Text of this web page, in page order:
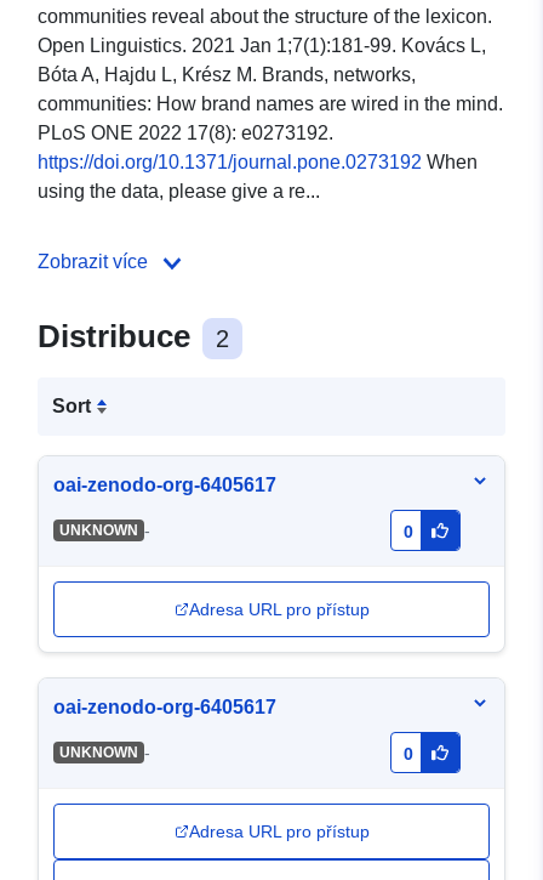
communities reveal about the structure of the lexicon.
Open Linguistics. 2021 Jan 1;7(1):181-99. Kovács L,
Bóta A, Hajdu L, Krész M. Brands, networks,
communities: How brand names are wired in the mind.
PLoS ONE 2022 17(8): e0273192.
https://doi.org/10.1371/journal.pone.0273192 When
using the data, please give a re...
Zobrazit více
Distribuce 2
Sort
oai-zenodo-org-6405617
UNKNOWN - 0
Adresa URL pro přístup
oai-zenodo-org-6405617
UNKNOWN - 0
Adresa URL pro přístup